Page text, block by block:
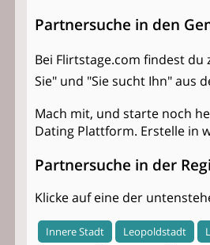
Partnersuche in den
Bei Flirtstage.com findest
Sie" und "Sie sucht Ihn" aus
Mach mit, und starte noch
Dating Plattform. Erstelle in
Partnersuche in der
Klicke auf eine der
Innere Stadt Leopoldstadt